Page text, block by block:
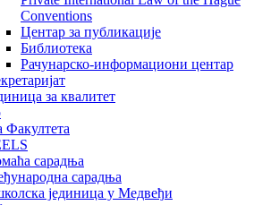
Conventions
Центар за публикације
Библиотека
Рачунарско-информациони центар
за квалитет
сарадња
сарадња
јединица у Медвеђи